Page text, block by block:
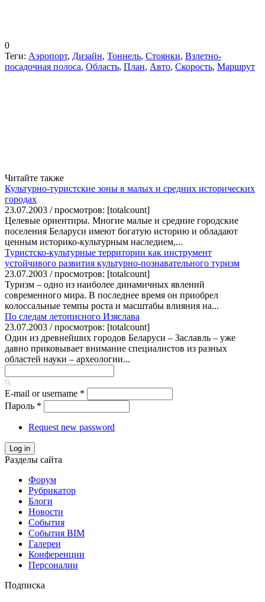
0
Теги: Аэропорт, Дизайн, Тоннель, Стоянки, Взлетно-
посадочная полоса, Область, План, Авто, Скорость, Маршрут
Читайте также
Культурно-туристские зоны в малых и средних исторических
городах
23.07.2003 / просмотров: [totalcount]
Целевые ориентиры. Многие малые и средние городские
поселения Беларуси имеют богатую историю и обладают
ценным историко-культурным наследием,...
Туристско-культурные территории как инструмент
устойчивого развития культурно-познавательного туризм
23.07.2003 / просмотров: [totalcount]
Туризм – одно из наиболее динамичных явлений
современного мира. В последнее время он приобрел
колоссальные темпы роста и масштабы влияния на...
По следам летописного Изяслава
23.07.2003 / просмотров: [totalcount]
Один из древнейших городов Беларуси – Заславль – уже
давно приковывает внимание специалистов из разных
областей науки – археологии...
E-mail or username *
Пароль *
Request new password
Log in
Разделы сайта
Форум
Рубрикатор
Блоги
Новости
События
События BIM
Галереи
Конференции
Персоналии
Подписка